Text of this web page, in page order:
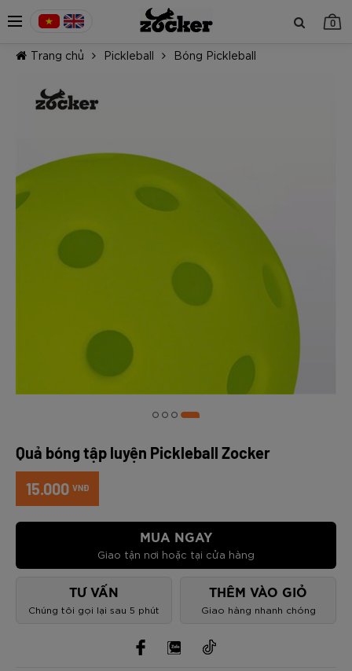
0
TIẾP TỤC MUA HÀNG
Trang chủ Pickleball Bóng Pickleball
Quả bóng tập luyện Pickleball Zocker
15.000 VNĐ
MUA NGAY
Giao tận nơi hoặc tại cửa hàng
TƯ VẤN
Chúng tôi gọi lại sau 5 phút
THÊM VÀO GIỎ
Giao hàng nhanh chóng